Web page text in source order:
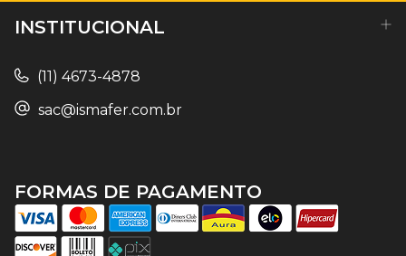
INSTITUCIONAL
(11) 4673-4878
sac@ismafer.com.br
FORMAS DE PAGAMENTO